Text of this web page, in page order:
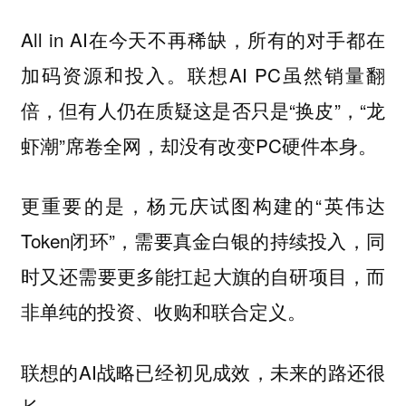
All in AI在今天不再稀缺，所有的对手都在
加码资源和投入。联想AI PC虽然销量翻
倍，但有人仍在质疑这是否只是“换皮”，“龙
虾潮”席卷全网，却没有改变PC硬件本身。
更重要的是，杨元庆试图构建的“英伟达
Token闭环”，需要真金白银的持续投入，同
时又还需要更多能扛起大旗的自研项目，而
非单纯的投资、收购和联合定义。
联想的AI战略已经初见成效，未来的路还很